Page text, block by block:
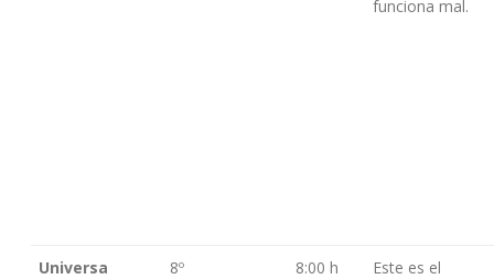
funciona mal.
Universa
8º 8:00 h
Este es el